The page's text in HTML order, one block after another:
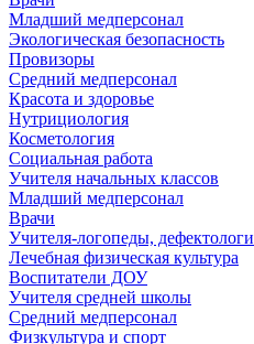
Младший медперсонал
Экологическая безопасность
Провизоры
Средний медперсонал
Красота и здоровье
Нутрициология
Косметология
Социальная работа
Учителя начальных классов
Младший медперсонал
Врачи
Учителя-логопеды, дефектологи
Лечебная физическая культура
Воспитатели ДОУ
Учителя средней школы
Средний медперсонал
Физкультура и спорт